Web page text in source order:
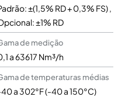
±(1,5% RD + 0,3% FS) ,
±1% RD
de medição
a 63617 Nm³/h
de temperaturas médias
a 302°F (-40 a 150°C)